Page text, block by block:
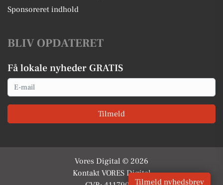
Sponsoreret indhold
BLIV OPDATERET
Få lokale nyheder GRATIS
Email
Tilmeld
Vores Digital © 2026
Kontakt VORES Digital
Tilmeld nyhedsbrev